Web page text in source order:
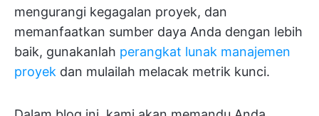
mengurangi kegagalan proyek, dan
memanfaatkan sumber daya Anda dengan lebih
baik, gunakanlah perangkat lunak manajemen
proyek dan mulailah melacak metrik kunci.